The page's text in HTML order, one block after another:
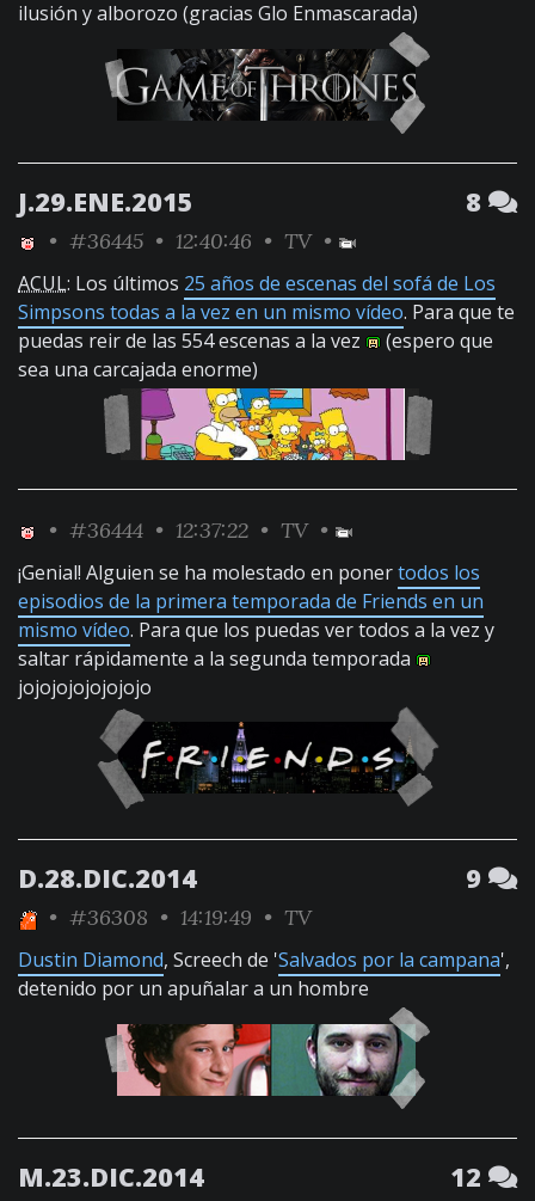
ilusión y alborozo (gracias Glo Enmascarada)
J.29.ENE.2015 8
• #36445 • 12:40:46 • TV•
ACUL: Los últimos 25 años de escenas del sofá de Los
Simpsons todas a la vez en un mismo vídeo. Para que te
puedas reir de las 554 escenas a la vez
(espero que
sea una carcajada enorme)
• #36444 • 12:37:22 • TV•
¡Genial! Alguien se ha molestado en ponertodos los
episodios de la primera temporada de Friends en un
mismo vídeo. Para que los puedas ver todos a la vez y
saltar rápidamente a la segunda temporada
jojojojojojojojo
D.28.DIC.2014 9
• #36308 • 14:19:49 • TV
Dustin Diamond, Screech de 'Salvados por la campana',
detenido por un apuñalar a un hombre
M.23.DIC.2014 12